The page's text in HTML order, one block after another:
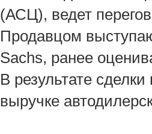
(АСЦ), ведет
Продавцом
Sachs, ранее
В результате
выручке